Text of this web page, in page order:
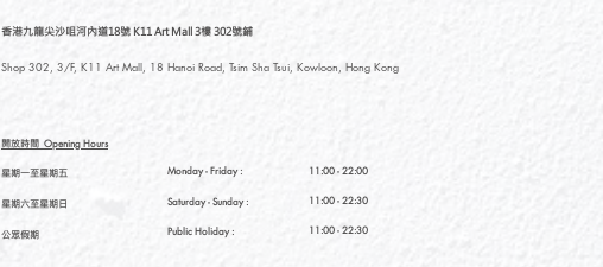
11:00 - 22:00
11:00 - 22:30
11:00 - 22:30
香港九龍尖沙咀河內道18號 K11 Art Mall 3樓 302號鋪
Shop 302, 3/F, K11 Art Mall, 18 Hanoi Road, Tsim Sha Tsui, Kowloon, Hong Kong
開放時間 Opening Hours
星期一至星期五
星期六至星期日
公眾假期
Monday - Friday :
Saturday- Sunday :
Public Holiday :